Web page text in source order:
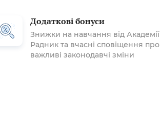
Додаткові бонуси
Знижки на навчання від Академії
Радник та вчасні сповіщення про
важливі законодавчі зміни